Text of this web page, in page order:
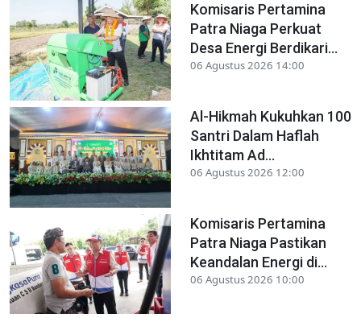
Komisaris Pertamina
Patra Niaga Perkuat
Desa Energi Berdikari...
06 Agustus 2026 14:00
Al-Hikmah Kukuhkan 100
Santri Dalam Haflah
Ikhtitam Ad...
06 Agustus 2026 12:00
Komisaris Pertamina
Patra Niaga Pastikan
Keandalan Energi di...
06 Agustus 2026 10:00